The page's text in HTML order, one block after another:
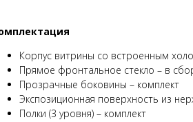
Корпус витрины со встроенным
Прямое фронтальное стекло – в
Прозрачные боковины – комплект
Экспозиционная поверхность из
Полки (3 уровня) – комплект